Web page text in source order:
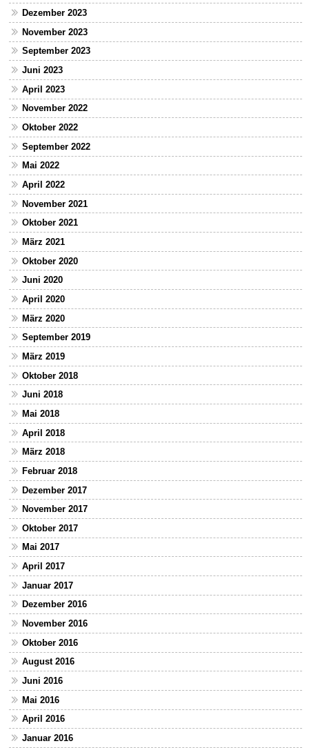
Dezember 2023
November 2023
September 2023
Juni 2023
April 2023
November 2022
Oktober 2022
September 2022
Mai 2022
April 2022
November 2021
Oktober 2021
März 2021
Oktober 2020
Juni 2020
April 2020
März 2020
September 2019
März 2019
Oktober 2018
Juni 2018
Mai 2018
April 2018
März 2018
Februar 2018
Dezember 2017
November 2017
Oktober 2017
Mai 2017
April 2017
Januar 2017
Dezember 2016
November 2016
Oktober 2016
August 2016
Juni 2016
Mai 2016
April 2016
Januar 2016